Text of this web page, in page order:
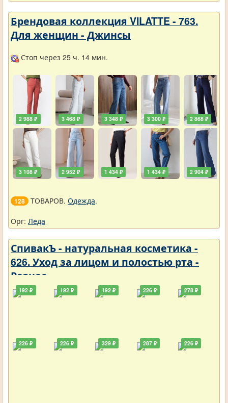
Брендовая коллекция VILATTE - 763.
Для женщин - Джинсы
Стоп через 25 ч. 14 мин.
2 988 ₽
3 108 ₽
3 468 ₽
2 952 ₽
3 348 ₽
1 434 ₽
3 300 ₽
1 434 ₽
2 868 ₽
2 904 ₽
128 ТОВАРОВ. Одежда.
Орг: Леда
СпивакЪ - натуральная косметика -
626. Уход за лицом и полостью рта -
Разное
192 ₽
226 ₽
192 ₽
226 ₽
192 ₽
329 ₽
226 ₽
287 ₽
278 ₽
226 ₽